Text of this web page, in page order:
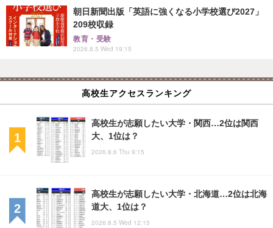
朝日新聞出版「英語に強くなる小学校選び2027」
209校収録
教育・受験
2026.8.5 Wed 19:15
高校生アクセスランキング
高校生が志願したい大学・関西…2位は関西
大、1位は？
2026.8.6 Thu 9:15
高校生が志願したい大学・北海道…2位は北海
道大、1位は？
2026.8.5 Wed 12:15